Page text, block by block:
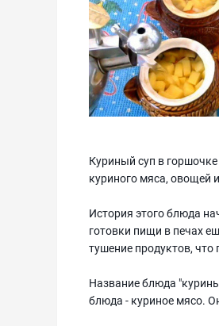
Куриный суп в горшочке
куриного мяса, овощей
История этого блюда
готовки пищи в печах
тушение продуктов,
Название блюда
блюда - куриное мясо.